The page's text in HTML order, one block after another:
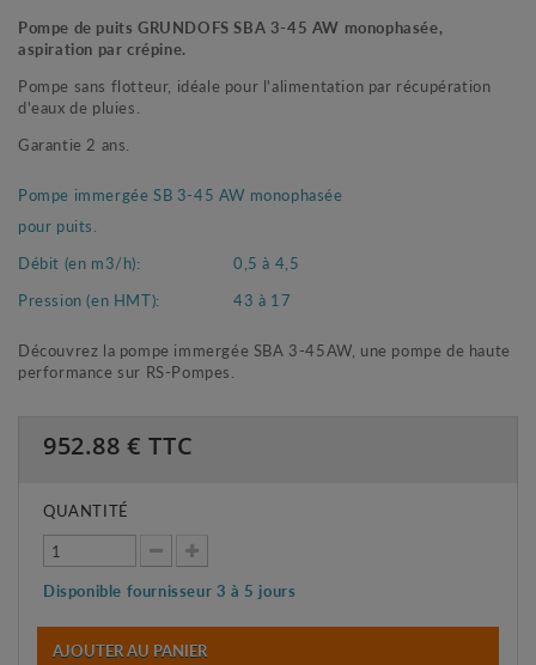
Pompe de puits GRUNDOFS SBA 3-45 AW monophasée,
aspiration par crépine.
Pompe sans flotteur, idéale pour l'alimentation par récupération
d'eaux de pluies.
Garantie 2 ans.
Pompe immergée SB 3-45 AW monophasée
pour puits.
Débit (en m3/h):
0,5 à 4,5
Pression (en HMT):
43 à 17
Découvrez la pompe immergée SBA 3-45AW, une pompe de haute
performance sur RS-Pompes.
952.88 € TTC
QUANTITÉ
Disponible fournisseur 3 à 5 jours
AJOUTER AU PANIER